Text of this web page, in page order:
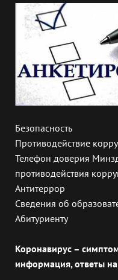
Безопасность
Противодействие
Телефон доверия
противодействия
Антитеррор
Сведения об
Абитуриенту
Коронавирус –
информация, ответы